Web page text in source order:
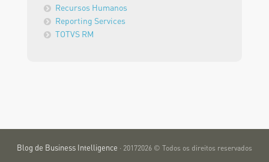
Recursos Humanos
Reporting Services
TOTVS RM
Blog de Business Intelligence · 20172026 © Todos os direitos reservados